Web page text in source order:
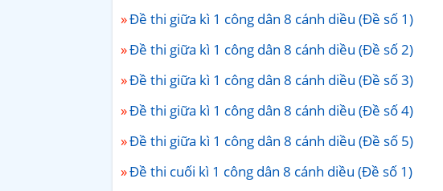
Đề thi giữa kì 1 công dân 8 cánh diều (Đề số 1)
Đề thi giữa kì 1 công dân 8 cánh diều (Đề số 2)
Đề thi giữa kì 1 công dân 8 cánh diều (Đề số 3)
Đề thi giữa kì 1 công dân 8 cánh diều (Đề số 4)
Đề thi giữa kì 1 công dân 8 cánh diều (Đề số 5)
Đề thi cuối kì 1 công dân 8 cánh diều (Đề số 1)